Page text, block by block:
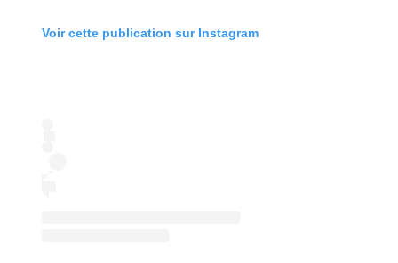
Voir cette publication sur Instagram